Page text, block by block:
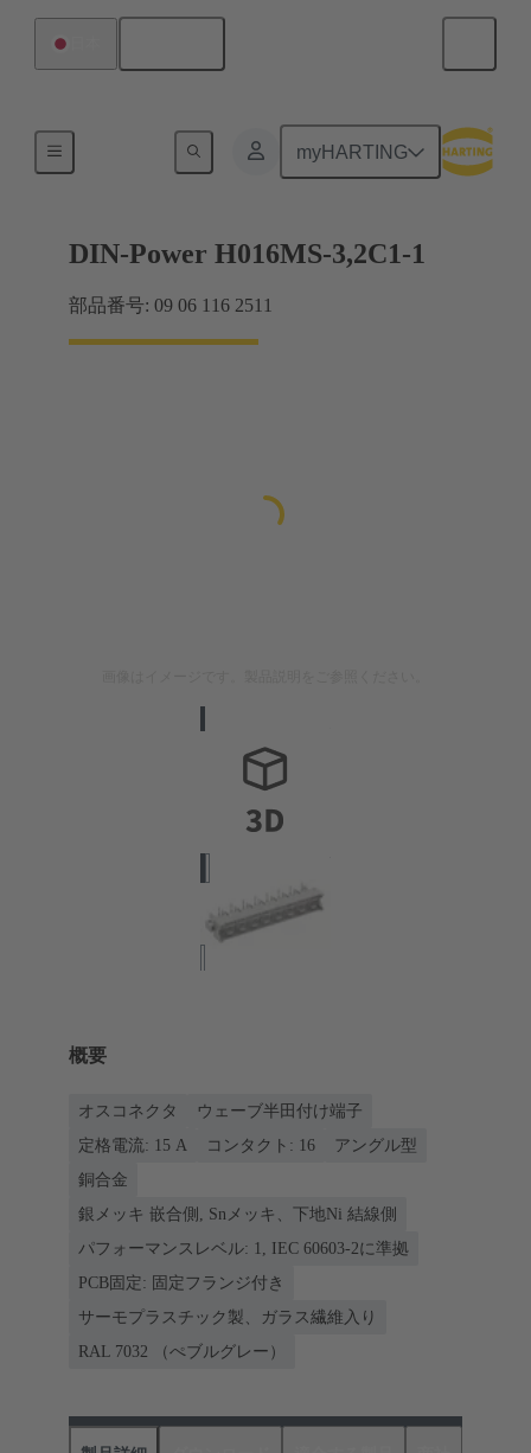
myHARTING
DIN-Power H016MS-3,2C1-1
部品番号: 09 06 116 2511
概要
オスコネクタ
ウェーブ半田付け端子
定格電流: ‌15 A
コンタクト: 16
アングル型
銅合金
銀メッキ 嵌合側, Snメッキ、下地Ni 結線側
パフォーマンスレベル: 1, IEC 60603-2に準拠
PCB固定: 固定フランジ付き
サーモプラスチック製、ガラス繊維入り
RAL 7032 （ぺブルグレー）